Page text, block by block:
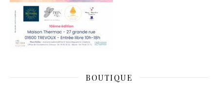
BOUTIQUE